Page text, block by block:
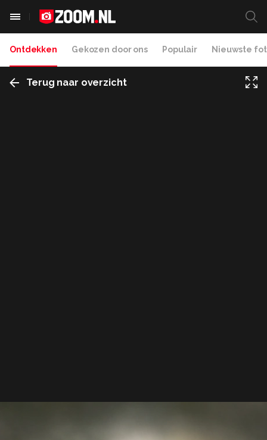
Ontdekken Gekozen door ons Populair Nieuwste
Terug naar overzicht